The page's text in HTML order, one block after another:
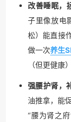
改善睡眠，
子里像放电
松）能直接
做一次养生
（但更健康）
强腰护肾，
油推拿，能
“腰为肾之